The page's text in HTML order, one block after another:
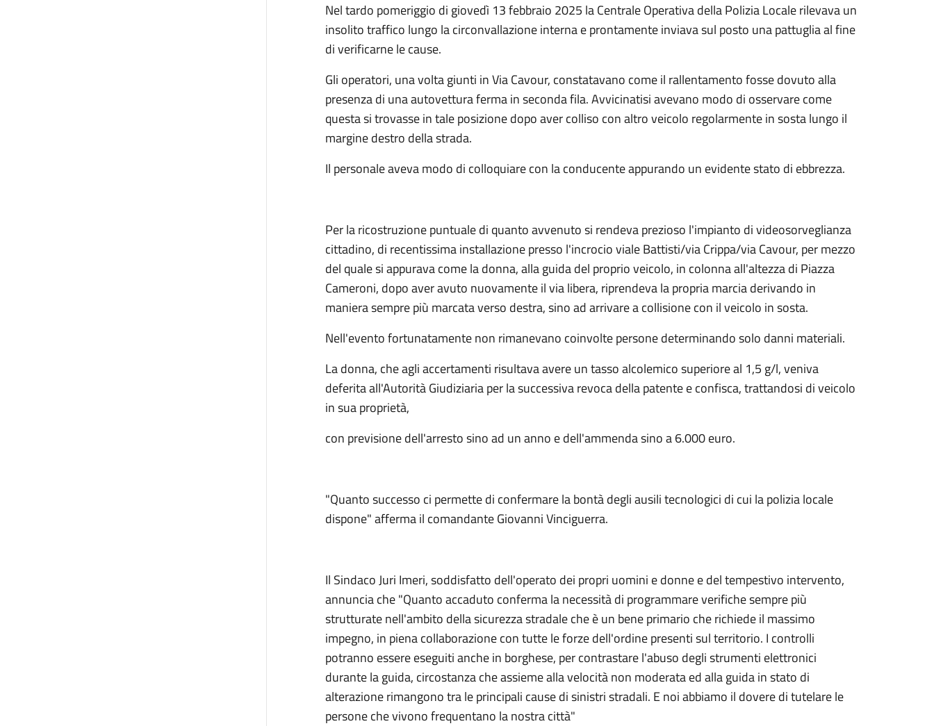
Nel tardo pomeriggio di giovedì 13 febbraio 2025 la Centrale Operativa della Polizia Locale rilevava un
insolito traffico lungo la circonvallazione interna e prontamente inviava sul posto una pattuglia al fine
di verificarne le cause.
Gli operatori, una volta giunti in Via Cavour, constatavano come il rallentamento fosse dovuto alla
presenza di una autovettura ferma in seconda fila. Avvicinatisi avevano modo di osservare come
questa si trovasse in tale posizione dopo aver colliso con altro veicolo regolarmente in sosta lungo il
margine destro della strada.
Il personale aveva modo di colloquiare con la conducente appurando un evidente stato di ebbrezza.
Per la ricostruzione puntuale di quanto avvenuto si rendeva prezioso l'impianto di videosorveglianza
cittadino, di recentissima installazione presso l'incrocio viale Battisti/via Crippa/via Cavour, per mezzo
del quale si appurava come la donna, alla guida del proprio veicolo, in colonna all'altezza di Piazza
Cameroni, dopo aver avuto nuovamente il via libera, riprendeva la propria marcia derivando in
maniera sempre più marcata verso destra, sino ad arrivare a collisione con il veicolo in sosta.
Nell'evento fortunatamente non rimanevano coinvolte persone determinando solo danni materiali.
La donna, che agli accertamenti risultava avere un tasso alcolemico superiore al 1,5 g/l, veniva
deferita all'Autorità Giudiziaria per la successiva revoca della patente e confisca, trattandosi di veicolo
in sua proprietà,
con previsione dell'arresto sino ad un anno e dell'ammenda sino a 6.000 euro.
"Quanto successo ci permette di confermare la bontà degli ausili tecnologici di cui la polizia locale
dispone" afferma il comandante Giovanni Vinciguerra.
Il Sindaco Juri Imeri, soddisfatto dell'operato dei propri uomini e donne e del tempestivo intervento,
annuncia che "Quanto accaduto conferma la necessità di programmare verifiche sempre più
strutturate nell'ambito della sicurezza stradale che è un bene primario che richiede il massimo
impegno, in piena collaborazione con tutte le forze dell'ordine presenti sul territorio. I controlli
potranno essere eseguiti anche in borghese, per contrastare l'abuso degli strumenti elettronici
durante la guida, circostanza che assieme alla velocità non moderata ed alla guida in stato di
alterazione rimangono tra le principali cause di sinistri stradali. E noi abbiamo il dovere di tutelare le
persone che vivono frequentano la nostra città"